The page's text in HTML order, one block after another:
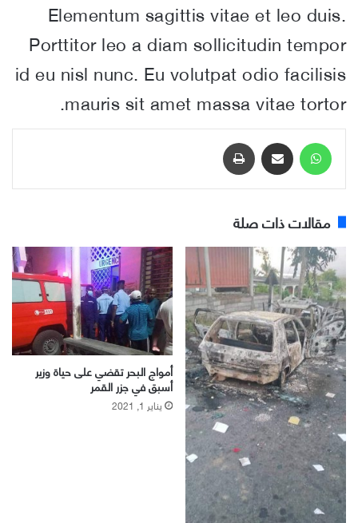
Elementum sagittis vitae et leo duis.
Porttitor leo a diam sollicitudin tempor
id eu nisl nunc. Eu volutpat odio facilisis
mauris sit amet massa vitae tortor.
واتساب مشاركة عبر البريد
مقالات ذات صلة
أمواج البحر تقضي على حياة وزير
أسبق في جزر القمر
يناير 1, 2021